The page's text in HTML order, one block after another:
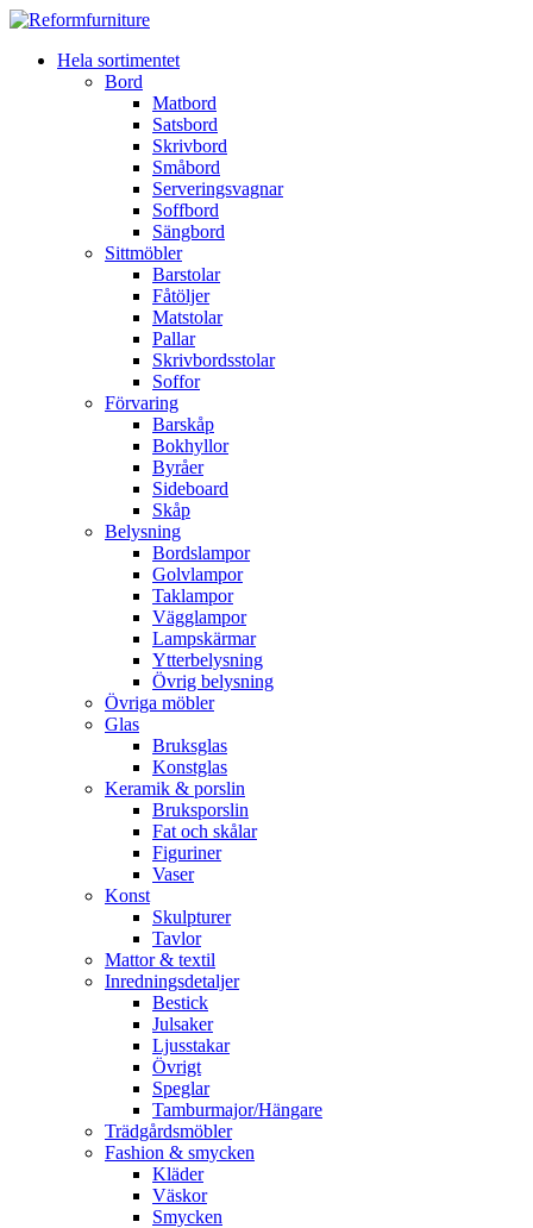
Hela sortimentet
Bord
Matbord
Satsbord
Skrivbord
Småbord
Serveringsvagnar
Soffbord
Sängbord
Sittmöbler
Barstolar
Fåtöljer
Matstolar
Pallar
Skrivbordsstolar
Soffor
Förvaring
Barskåp
Bokhyllor
Byråer
Sideboard
Skåp
Belysning
Bordslampor
Golvlampor
Taklampor
Vägglampor
Lampskärmar
Ytterbelysning
Övrig belysning
Övriga möbler
Glas
Bruksglas
Konstglas
Keramik & porslin
Bruksporslin
Fat och skålar
Figuriner
Vaser
Konst
Skulpturer
Tavlor
Mattor & textil
Inredningsdetaljer
Bestick
Julsaker
Ljusstakar
Övrigt
Speglar
Tamburmajor/Hängare
Trädgårdsmöbler
Fashion & smycken
Kläder
Väskor
Smycken